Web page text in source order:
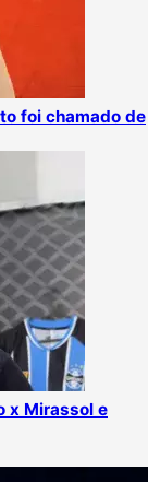
foi chamado de
x Mirassol e